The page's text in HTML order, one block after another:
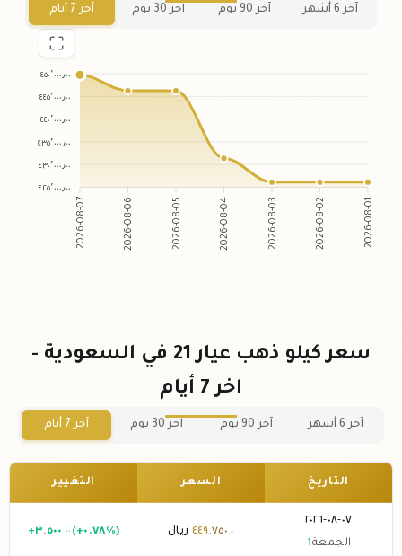
آخر 6 أشهر آخر 90 يوم آخر 30 يوم آخر 7 أيام
٤٥٠٬٠٠٠٫٠٠
٤٤٥٬٠٠٠٫٠٠
٤٤٠٬٠٠٠٫٠٠
٤٣٥٬٠٠٠٫٠٠
٤٣٠٬٠٠٠٫٠٠
٤٢٥٬٠٠٠٫٠٠
2026-08-07 2026-08-06 2026-08-05 2026-08-04 2026-08-03 2026-08-02 2026-08-01
سعر كيلو ذهب عيار 21 في السعودية -
اخر 7 أيام
آخر 6 أشهر آخر 90 يوم آخر 30 يوم آخر 7 أيام
التاريخ السعر التغيير
٠٧-٠٨-٢٠٢٦
الجمعة↑
٤٤٩,٧٥٠ .٠٠ ريال +٣,٥٠٠ .٠٠ (+٠.٧٨%)